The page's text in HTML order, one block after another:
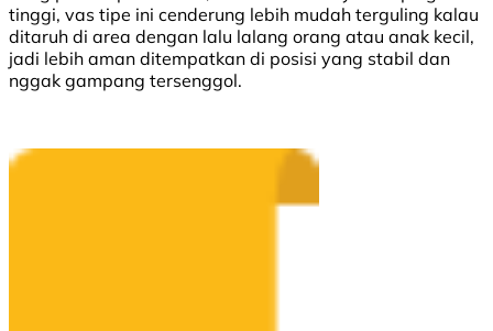
tinggi, vas tipe ini cenderung lebih mudah terguling kalau
ditaruh di area dengan lalu lalang orang atau anak kecil,
jadi lebih aman ditempatkan di posisi yang stabil dan
nggak gampang tersenggol.